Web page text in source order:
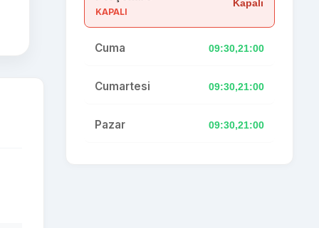
KAPALI
Kapalı
Cuma 09:30,21:00
Cumartesi 09:30,21:00
Pazar 09:30,21:00